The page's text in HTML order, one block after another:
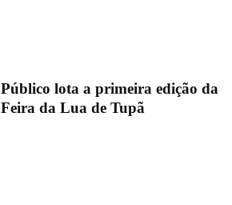
Público lota a primeira edição da
Feira da Lua de Tupã